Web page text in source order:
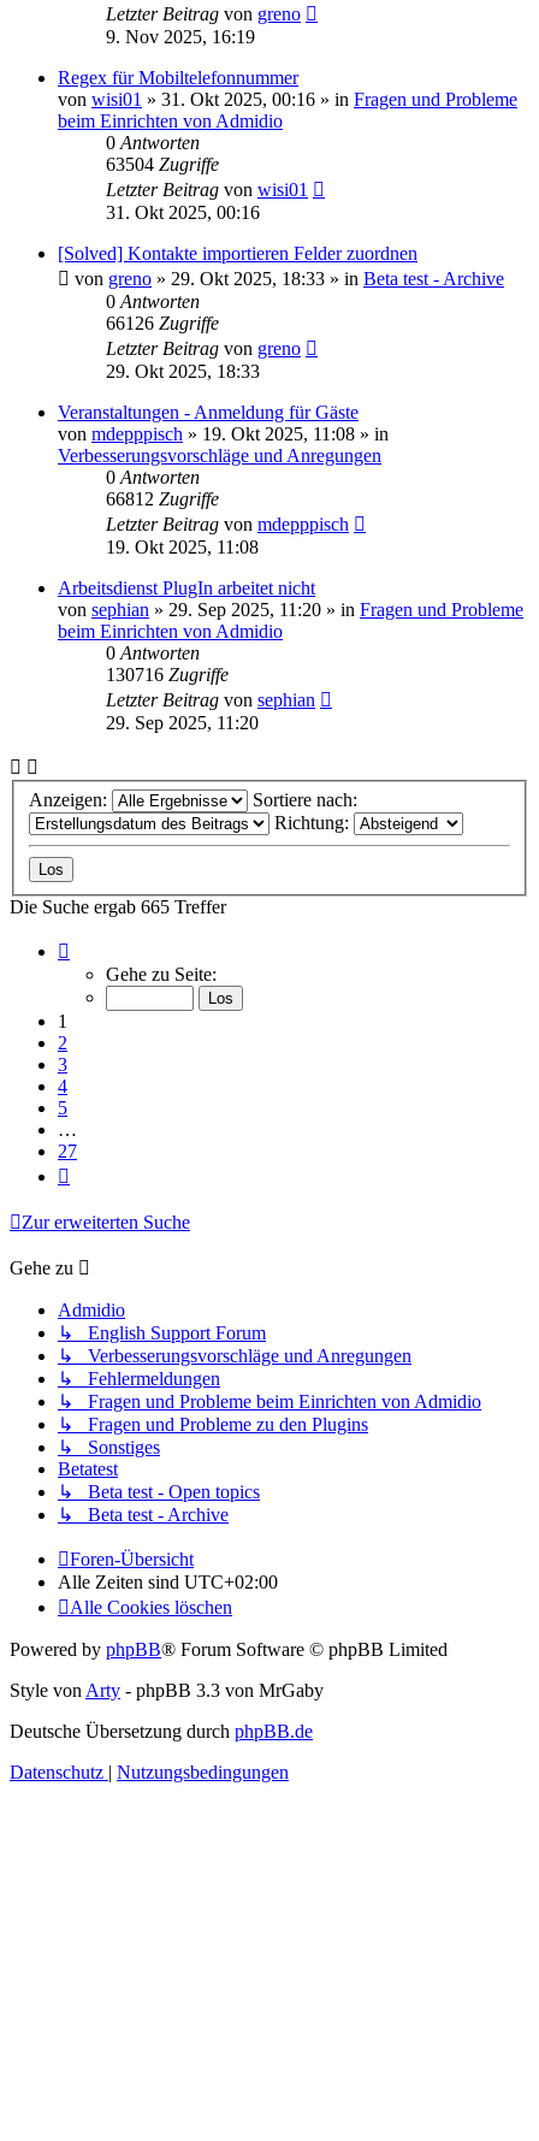
Letzter Beitrag von greno
9. Nov 2025, 16:19
Regex für Mobiltelefonnummer
von wisi01 » 31. Okt 2025, 00:16 » in Fragen und Probleme
beim Einrichten von Admidio
0 Antworten
63504 Zugriffe
Letzter Beitrag von wisi01
31. Okt 2025, 00:16
[Solved] Kontakte importieren Felder zuordnen
von greno » 29. Okt 2025, 18:33 » in Beta test - Archive
0 Antworten
66126 Zugriffe
Letzter Beitrag von greno
29. Okt 2025, 18:33
Veranstaltungen - Anmeldung für Gäste
von mdepppisch » 19. Okt 2025, 11:08 » in
Verbesserungsvorschläge und Anregungen
0 Antworten
66812 Zugriffe
Letzter Beitrag von mdepppisch
19. Okt 2025, 11:08
Arbeitsdienst PlugIn arbeitet nicht
von sephian » 29. Sep 2025, 11:20 » in Fragen und Probleme
beim Einrichten von Admidio
0 Antworten
130716 Zugriffe
Letzter Beitrag von sephian
29. Sep 2025, 11:20
Anzeigen:
Sortiere nach:
Richtung:
Die Suche ergab 665 Treffer
von
Gehe zu Seite:
1
2
3
4
5
…
27
Zur erweiterten Suche
Gehe zu
Admidio
↳ English Support Forum
↳ Verbesserungsvorschläge und Anregungen
↳ Fehlermeldungen
↳ Fragen und Probleme beim Einrichten von Admidio
↳ Fragen und Probleme zu den Plugins
↳ Sonstiges
Betatest
↳ Beta test - Open topics
↳ Beta test - Archive
Foren-Übersicht
Alle Zeiten sind UTC+02:00
Alle Cookies löschen
Powered by phpBB® Forum Software © phpBB Limited
Style von Arty - phpBB 3.3 von MrGaby
Deutsche Übersetzung durch phpBB.de
Datenschutz | Nutzungsbedingungen